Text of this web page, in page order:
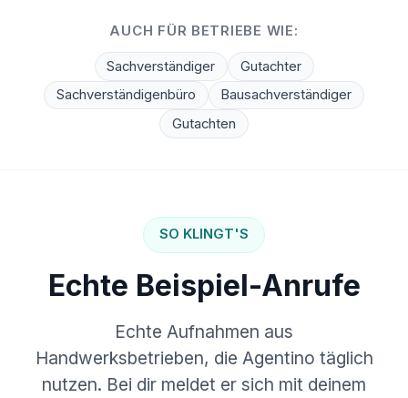
AUCH FÜR BETRIEBE WIE:
Sachverständiger
Gutachter
Sachverständigenbüro
Bausachverständiger
Gutachten
SO KLINGT'S
Echte Beispiel-Anrufe
Echte Aufnahmen aus
Handwerksbetrieben, die Agentino täglich
nutzen. Bei dir meldet er sich mit deinem